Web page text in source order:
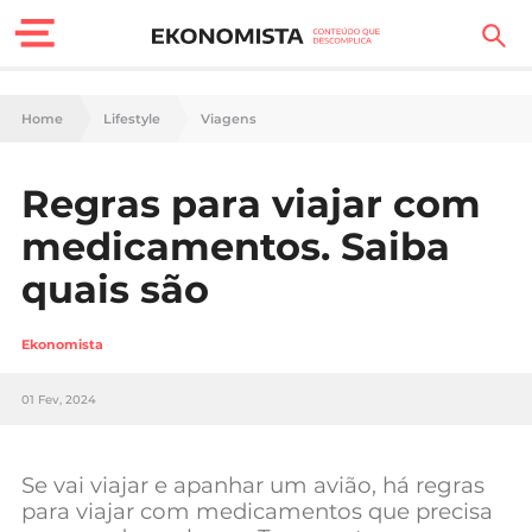
Finanças Pessoais
Carreira
Casa
Lifestyle
Sociedade
Negócios
Home Lifestyle Viagens
Regras para viajar com
medicamentos. Saiba
quais são
Ekonomista
01 Fev, 2024
Se vai viajar e apanhar um avião, há regras
para viajar com medicamentos que precisa